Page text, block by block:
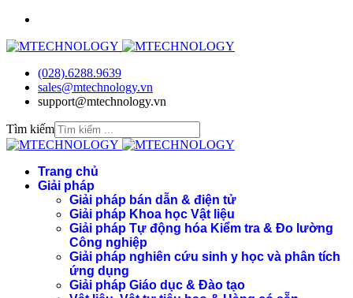
(028).6288.9639
sales@mtechnology.vn
support@mtechnology.vn
Tìm kiếm
Trang chủ
Giải pháp
Giải pháp bán dẫn & điện tử
Giải pháp Khoa học Vật liệu
Giải pháp Tự động hóa Kiểm tra & Đo lường
Công nghiệp
Giải pháp nghiên cứu sinh y học và phân tích
ứng dụng
Giải pháp Giáo dục & Đào tạo